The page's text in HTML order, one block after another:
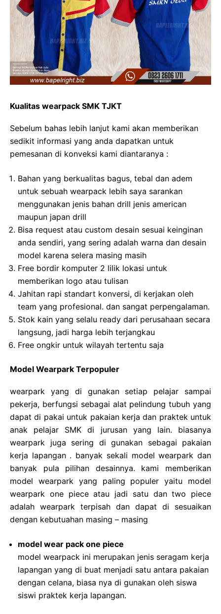
Kualitas wearpack SMK TJKT
Sebelum bahas lebih lanjut kami akan memberikan
sedikit informasi yang anda dapatkan untuk
pemesanan di konveksi kami diantaranya :
Bahan yang berkualitas bagus, tebal dan adem
untuk sebuah wearpack lebih saya sarankan
menggunakan jenis bahan drill jenis american
maupun japan drill
Bisa request atau custom desain sesuai keinginan
anda sendiri, yang sering adalah warna dan desain
model karena selera masing masih
Free bordir komputer 2 lilik lokasi untuk
memberikan logo atau tulisan
Jahitan rapi standart konversi, di kerjakan oleh
team yang profesional. dan sangat perpengalaman.
Stok kain yang selalu ready dari perusahaan secara
langsung, jadi harga lebih terjangkau
Free ongkir untuk wilayah tertentu saja
Model Wearpark Terpopuler
wearpark yang di gunakan setiap pelajar sampai
pekerja, berfungsi sebagai alat pelindung tubuh yang
dapat di pakai untuk pakaian kerja dan praktek untuk
anak pelajar SMK di jurusan yang lain. biasanya
wearpark juga sering di gunakan sebagai pakaian
kerja lapangan . banyak sekali model wearpark dan
banyak pula pilihan desainnya. kami memberikan
model wearpark yang paling populer yaitu model
wearpark one piece atau jadi satu dan two piece
adalah wearpark terpisah dan dapat di sesuaikan
dengan kebutuahan masing – masing
model wear pack one piece
model wearpack ini merupakan jenis seragam kerja
lapangan yang di buat menjadi satu antara pakaian
dengan celana, biasa nya di gunakan oleh siswa
siswi praktek kerja lapangan.